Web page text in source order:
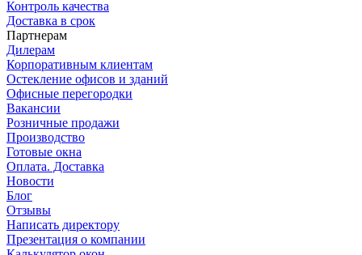
Контроль качества
Доставка в срок
Партнерам
Дилерам
Корпоративным клиентам
Остекление офисов и зданий
Офисные перегородки
Вакансии
Розничные продажи
Производство
Готовые окна
Оплата. Доставка
Новости
Блог
Отзывы
Написать директору
Презентация о компании